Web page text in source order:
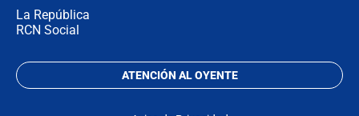
La República
RCN Social
ATENCIÓN AL OYENTE